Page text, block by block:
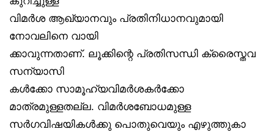
വിമർശ ആഖ്യാനവും പ്രതിനിധാനവുമായി
നോവലിനെ വായി
ക്കാവുന്നതാണ്. ലൂക്കിന്റെ പ്രതിസന്ധി ക്രൈസ്തവ
സന്യാസി
കൾക്കോ സാമൂഹ്യവിമർശകർക്കോ
മാത്രമുള്ളതല്ല. വിമർശബോധമുള്ള
സർഗവിഷയികൾക്കു പൊതുവെയും എഴുത്തുകാ